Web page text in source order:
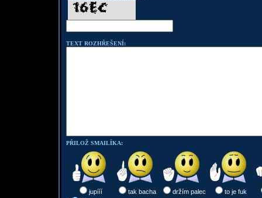
TEXT ROZHŘEŠENÍ:
PŘILOŽ SMAILÍKA:
jupííí tak bacha držím palec
to je fuk